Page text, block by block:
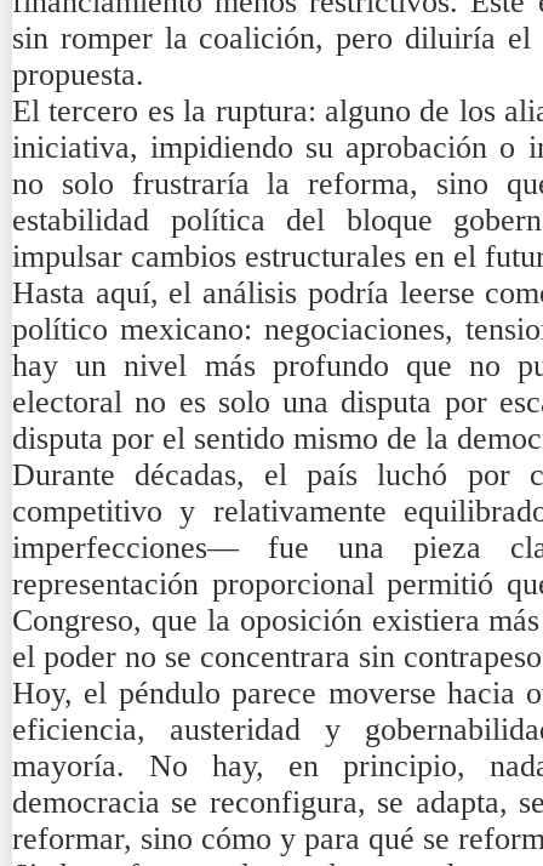
sin romper la coalición, pero diluiría el
propuesta.
El tercero es la ruptura: alguno de los
iniciativa, impidiendo su aprobación o
no solo frustraría la reforma, sino
estabilidad política del bloque
impulsar cambios estructurales en el
Hasta aquí, el análisis podría leerse
político mexicano: negociaciones,
hay un nivel más profundo que no
electoral no es solo una disputa por
disputa por el sentido mismo de la
Durante décadas, el país luchó por
competitivo y relativamente
imperfecciones— fue una pieza
representación proporcional permitió
Congreso, que la oposición existiera
el poder no se concentrara sin
Hoy, el péndulo parece moverse hacia
eficiencia, austeridad y
mayoría. No hay, en principio,
democracia se reconfigura, se adapta,
reformar, sino cómo y para qué se